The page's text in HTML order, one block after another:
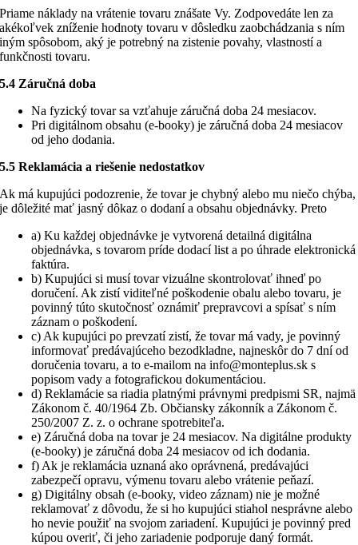
Priame náklady na vrátenie tovaru znášate Vy. Zodpovedáte len za
akékoľvek zníženie hodnoty tovaru v dôsledku zaobchádzania s ním
iným spôsobom, aký je potrebný na zistenie povahy, vlastností a
funkčnosti tovaru.
5.4 Záručná doba
Na fyzický tovar sa vzťahuje záručná doba 24 mesiacov.
Pri digitálnom obsahu (e-booky) je záručná doba 24 mesiacov
od jeho dodania.
5.5 Reklamácia a riešenie nedostatkov
Ak má kupujúci podozrenie, že tovar je chybný alebo mu niečo chýba,
je dôležité mať jasný dôkaz o dodaní a obsahu objednávky. Preto
a) Ku každej objednávke je vytvorená detailná digitálna
objednávka, s tovarom príde dodací list a po úhrade elektronická
faktúra.
b) Kupujúci si musí tovar vizuálne skontrolovať ihneď po
doručení. Ak zistí viditeľné poškodenie obalu alebo tovaru, je
povinný túto skutočnosť oznámiť prepravcovi a spísať s ním
záznam o poškodení.
c) Ak kupujúci po prevzatí zistí, že tovar má vady, je povinný
informovať predávajúceho bezodkladne, najneskôr do 7 dní od
doručenia tovaru, a to e-mailom na info@monteplus.sk s
popisom vady a fotografickou dokumentáciou.
d) Reklamácie sa riadia platnými právnymi predpismi SR, najmä
Zákonom č. 40/1964 Zb. Občiansky zákonník a Zákonom č.
250/2007 Z. z. o ochrane spotrebiteľa.
e) Záručná doba na tovar je 24 mesiacov. Na digitálne produkty
(e-booky) je záručná doba 24 mesiacov od ich dodania.
f) Ak je reklamácia uznaná ako oprávnená, predávajúci
zabezpečí opravu, výmenu tovaru alebo vrátenie peňazí.
g) Digitálny obsah (e-booky, video záznam) nie je možné
reklamovať z dôvodu, že si ho kupujúci stiahol nesprávne alebo
ho nevie použiť na svojom zariadení. Kupujúci je povinný pred
kúpou overiť, či jeho zariadenie podporuje daný formát.